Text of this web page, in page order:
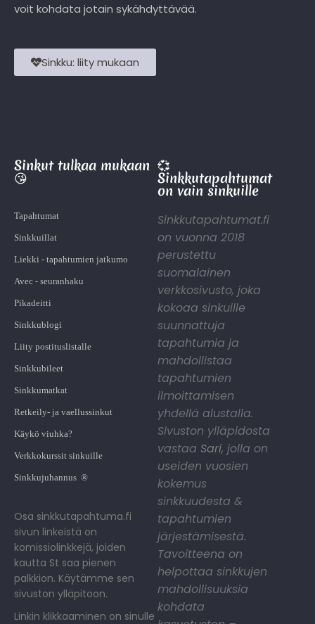
voit kohdata jotain sykähdyttävää.
Sinkku: liity mukaan
Sinkut tulkaa mukaan
😘
Tapahtumat
Sinkkuillat
Liekki - tapahtumien jatkumo
Avec - seuranhaku
Pikadeitti
Sinkkublogi
Liity postituslistalle
Sinkkubileet
Sinkkumatkat
Retkeily- ja vaellussinkut
Käykö viuhka?
Verkkokurssit sinkuille
Sinkkujuhannus ®
Osa sinkkutapahtuma.fi
sivun linkeistä on
komissiolinkkejä, joiden
kautta St saa pienen
palkkion. Käytämme sen
sivuston ylläpitoon.
Linkin klikkaaminen on sinulle
💞
Sinkkutapahtumat
on vain sinkuille
Sinkkutapahtumat.fi
on vuonna 2018
perustettu
suomalainen
verkkosivusto, joka
kokoaa sinkuille
suunnattuja
tapahtumia ja
mahdollistaa
tapahtumien
ilmoittamisen
yhdellä alustalla.
Sivuston ylläpidosta
vastaa Sari, jolla on
useiden vuosien
kokemus
sinkkuudesta &
tapahtumien
järjestämisestä.
Tavoitteena on
helpottaa sinkkujen
mahdollisuuksia
kohdata